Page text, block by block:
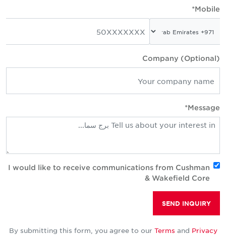
Mobile*
Company (Optional)
Message*
I would like to receive communications from Cushman
& Wakefield Core
SEND INQUIRY
By submitting this form, you agree to our Terms and Privacy